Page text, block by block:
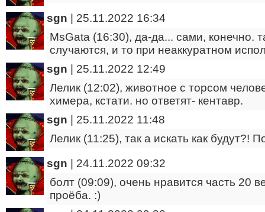
sgn
25.11.2022 16:34
MsGata (16:30), да-да... сами, конечно.
случаются, и то при неаккуратном
sgn
25.11.2022 12:49
Лелик (12:02), животное с торсом
химера, кстати. но ответят- кентавр.
sgn
25.11.2022 11:48
Лелик (11:25), так а искать как будут?!
sgn
24.11.2022 09:32
болт (09:09), очень нравится часть 20
проёба. :)